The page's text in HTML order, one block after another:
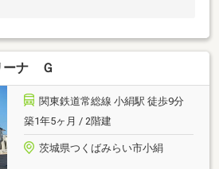
ナ Ｇ
関東鉄道常総線 小絹駅 徒歩9分
築1年5ヶ月 / 2階建
茨城県つくばみらい市小絹